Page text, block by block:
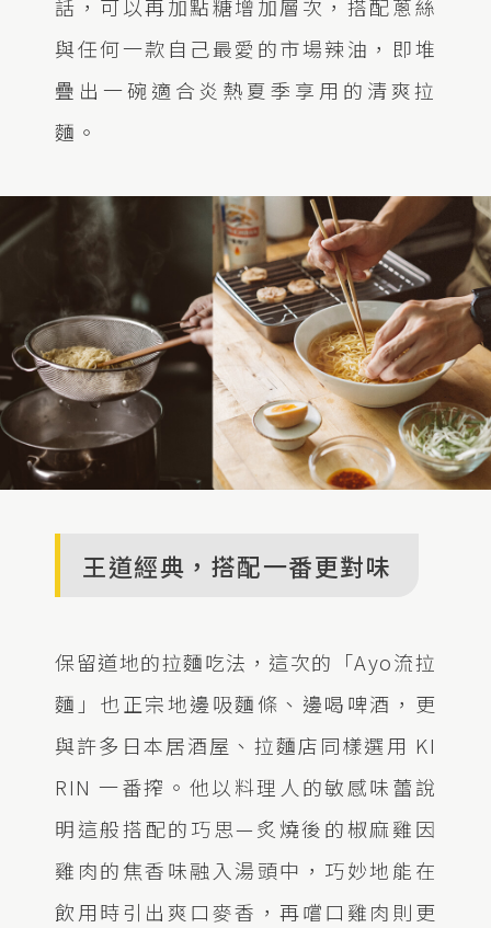
話，可以再加點糖增加層次，搭配蔥絲
與任何一款自己最愛的市場辣油，即堆
疊出一碗適合炎熱夏季享用的清爽拉
麵。
王道經典，搭配一番更對味
保留道地的拉麵吃法，這次的「Ayo流拉
麵」也正宗地邊吸麵條、邊喝啤酒，更
與許多日本居酒屋、拉麵店同樣選用 KI
RIN 一番搾。他以料理人的敏感味蕾說
明這般搭配的巧思—炙燒後的椒麻雞因
雞肉的焦香味融入湯頭中，巧妙地能在
飲用時引出爽口麥香，再嚐口雞肉則更